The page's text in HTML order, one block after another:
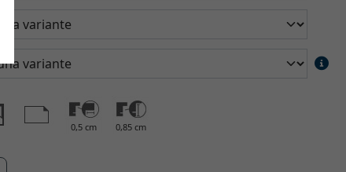
0,5 cm 0,85 cm